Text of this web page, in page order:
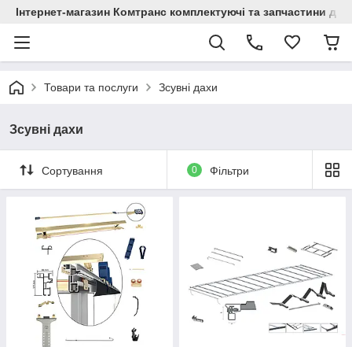
Інтернет-магазин Комтранс комплектуючі та запчастини
Товари та послуги Зсувні дахи
Зсувні дахи
Сортування 0 Фільтри